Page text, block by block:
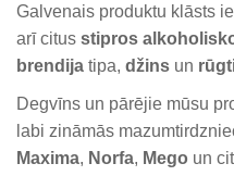
Galvenais produktu klāsts
arī citus stipros
brendija tipa, džins un
Degvīns un pārējie mūsu
labi zināmās
Maxima, Norfa, Mego un